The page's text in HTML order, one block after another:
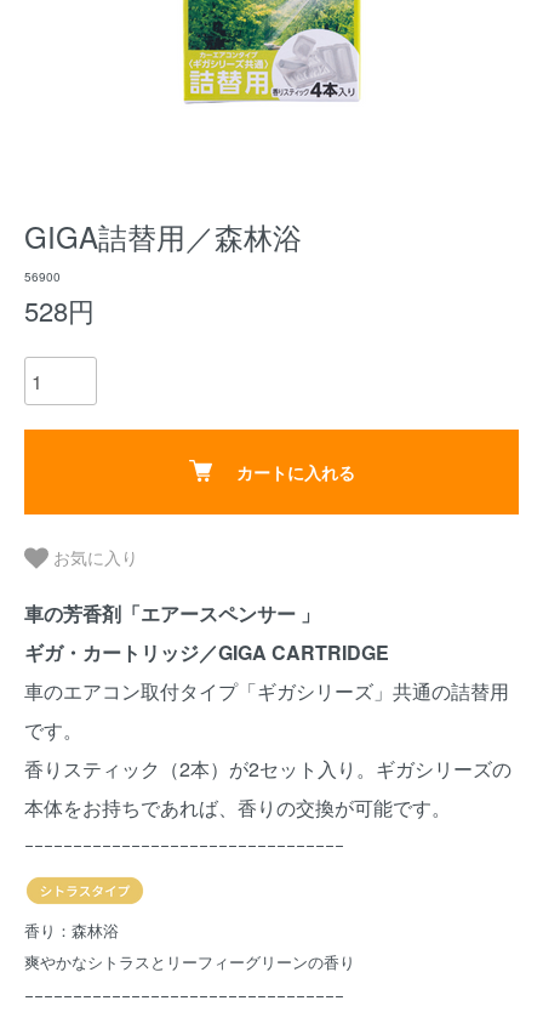
GIGA詰替用／森林浴
56900
528円
カートに入れる
お気に入り
車の芳香剤「エアースペンサー 」
ギガ・カートリッジ／GIGA CARTRIDGE
車のエアコン取付タイプ「ギガシリーズ」共通の詰替用
です。
香りスティック（2本）が2セット入り。ギガシリーズの
本体をお持ちであれば、香りの交換が可能です。
ｰｰｰｰｰｰｰｰｰｰｰｰｰｰｰｰｰｰｰｰｰｰｰｰｰｰｰｰｰｰｰｰｰ
香り：森林浴
爽やかなシトラスとリーフィーグリーンの香り
ｰｰｰｰｰｰｰｰｰｰｰｰｰｰｰｰｰｰｰｰｰｰｰｰｰｰｰｰｰｰｰｰｰ